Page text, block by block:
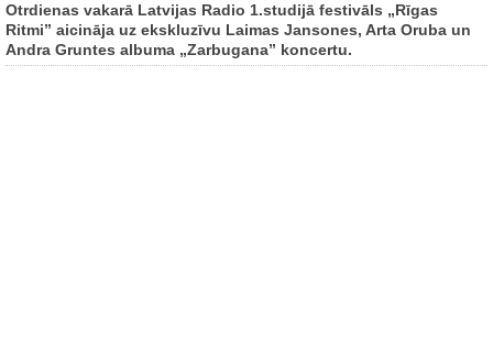
Otrdienas vakarā Latvijas Radio 1.studijā festivāls „Rīgas
Ritmi” aicināja uz ekskluzīvu Laimas Jansones, Arta Oruba un
Andra Gruntes albuma „Zarbugana” koncertu.